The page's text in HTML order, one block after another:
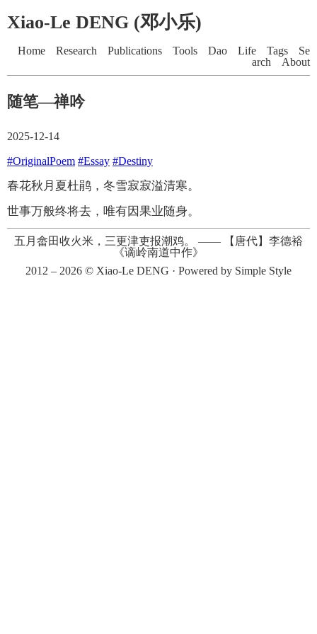
Xiao-Le DENG (邓小乐)
Home Research Publications Tools Dao Life Tags
Se
arch
About
随笔—禅吟
2025-12-14
#OriginalPoem #Essay #Destiny
春花秋月夏杜鹃，冬雪寂寂溢清寒。
世事万般终将去，唯有因果业随身。
五月畲田收火米，三更津吏报潮鸡。 ——
【唐代】李德裕
《谪岭南道中作》
2012 – 2026 © Xiao-Le DENG · Powered by Simple Style